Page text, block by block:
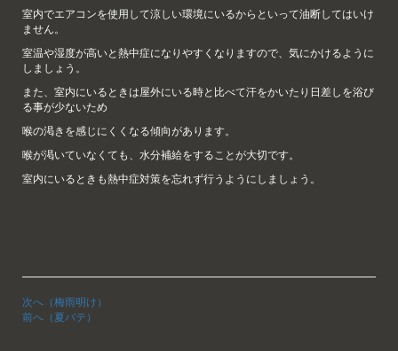
室内でエアコンを使用して涼しい環境にいるからといって油断してはいけ
ません。
室温や湿度が高いと熱中症になりやすくなりますので、気にかけるように
しましょう。
また、室内にいるときは屋外にいる時と比べて汗をかいたり日差しを浴び
る事が少ないため
喉の渇きを感じにくくなる傾向があります。
喉が渇いていなくても、水分補給をすることが大切です。
室内にいるときも熱中症対策を忘れず行うようにしましょう。
次へ（梅雨明け）
前へ（夏バテ）